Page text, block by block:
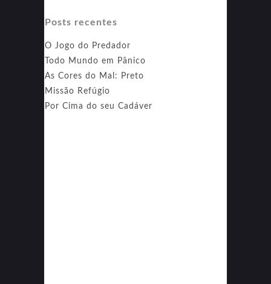
Posts recentes
O Jogo do Predador
Todo Mundo em Pânico
As Cores do Mal: Preto
Missão Refúgio
Por Cima do seu Cadáver